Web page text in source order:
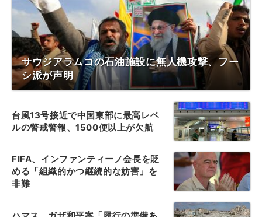
サウジアラムコの石油施設に無人機攻撃、フー
シ派が声明
台風13号接近で中国東部に最高レベ
ルの警戒警報、1500便以上が欠航
FIFA、インファンティーノ会長を貶
める「組織的かつ継続的な妨害」を
非難